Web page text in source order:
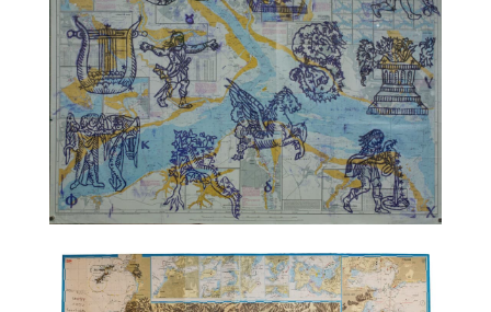
TALC02-25 – Maxime Rossi